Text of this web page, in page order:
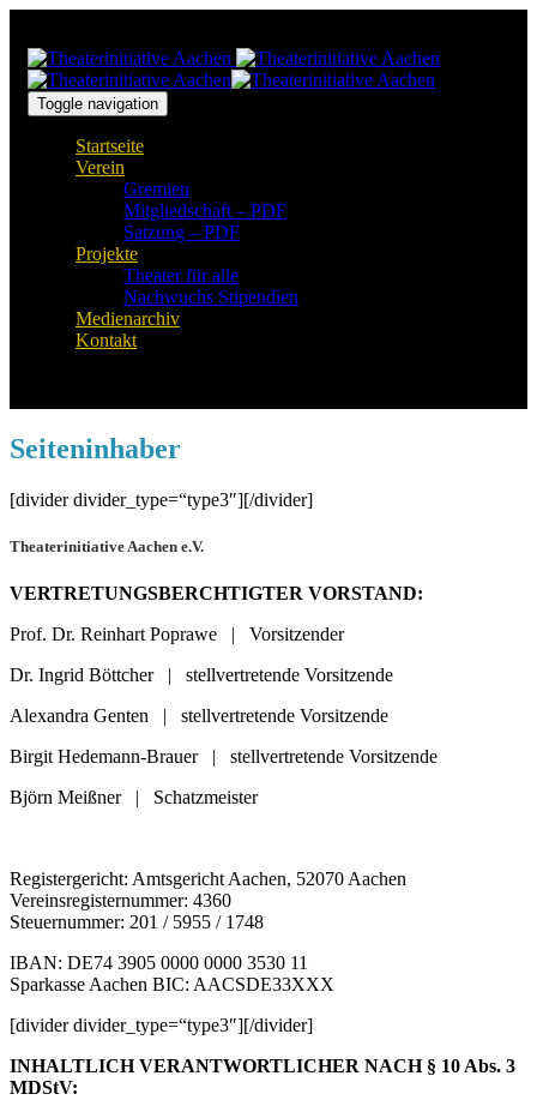
Navigation
springen
ZumToggle navigation
Startseite
Verein
Gremien
Mitgliedschaft – PDF
Satzung – PDF
Projekte
Theater für alle
Nachwuchs Stipendien
Medienarchiv
Kontakt
Seiteninhaber
[divider divider_type=“type3″][/divider]
Theaterinitiative Aachen e.V.
VERTRETUNGSBERCHTIGTER VORSTAND:
Prof. Dr. Reinhart Poprawe | Vorsitzender
Dr. Ingrid Böttcher | stellvertretende Vorsitzende
Alexandra Genten | stellvertretende Vorsitzende
Birgit Hedemann-Brauer | stellvertretende Vorsitzende
Björn Meißner | Schatzmeister
Registergericht: Amtsgericht Aachen, 52070 Aachen
Vereinsregisternummer: 4360
Steuernummer: 201 / 5955 / 1748
IBAN: DE74 3905 0000 0000 3530 11
Sparkasse Aachen BIC: AACSDE33XXX
[divider divider_type=“type3″][/divider]
INHALTLICH VERANTWORTLICHER NACH § 10 Abs. 3
MDStV: